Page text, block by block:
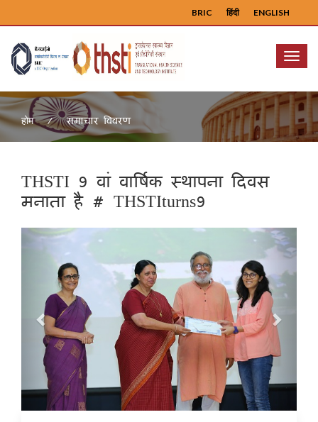
ENGLISH
हिंदी
BRIC
Menu
होम समाचार विवरण
THSTI 9 वां वार्षिक स्थापना दिवस
मनाता है # THSTIturns9
Previous Next